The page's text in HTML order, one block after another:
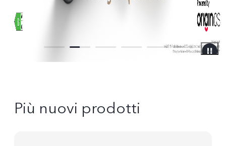
Più nuovi prodotti